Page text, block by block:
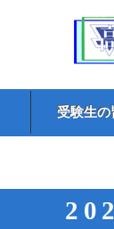
受験生の